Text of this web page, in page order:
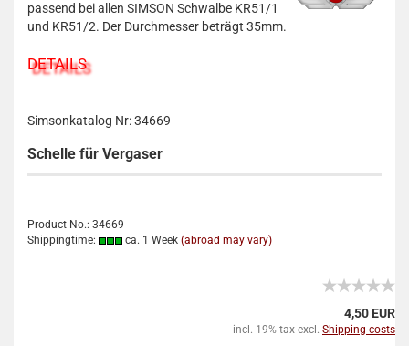
passend bei allen SIMSON Schwalbe KR51/1
und KR51/2. Der Durchmesser beträgt 35mm.
DETAILS
Simsonkatalog Nr: 34669
Schelle für Vergaser
Product No.: 34669
Shippingtime:
ca. 1 Week (abroad may vary)
4,50 EUR
incl. 19% tax excl. Shipping costs